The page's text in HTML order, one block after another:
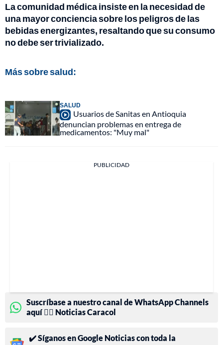
La comunidad médica insiste en la necesidad de
una mayor conciencia sobre los peligros de las
bebidas energizantes, resaltando que su consumo
no debe ser trivializado.
Más sobre salud:
SALUD
Usuarios de Sanitas en Antioquia
denuncian problemas en entrega de
medicamentos: "Muy mal"
PUBLICIDAD
Suscríbase a nuestro canal de WhatsApp Channels
aquí 👉🏻 Noticias Caracol
✔️ Síganos en Google Noticias con toda la